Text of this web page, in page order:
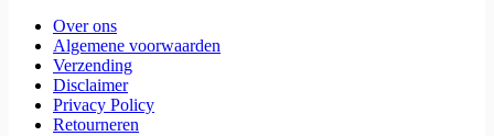
Over ons
Algemene voorwaarden
Verzending
Disclaimer
Privacy Policy
Retourneren